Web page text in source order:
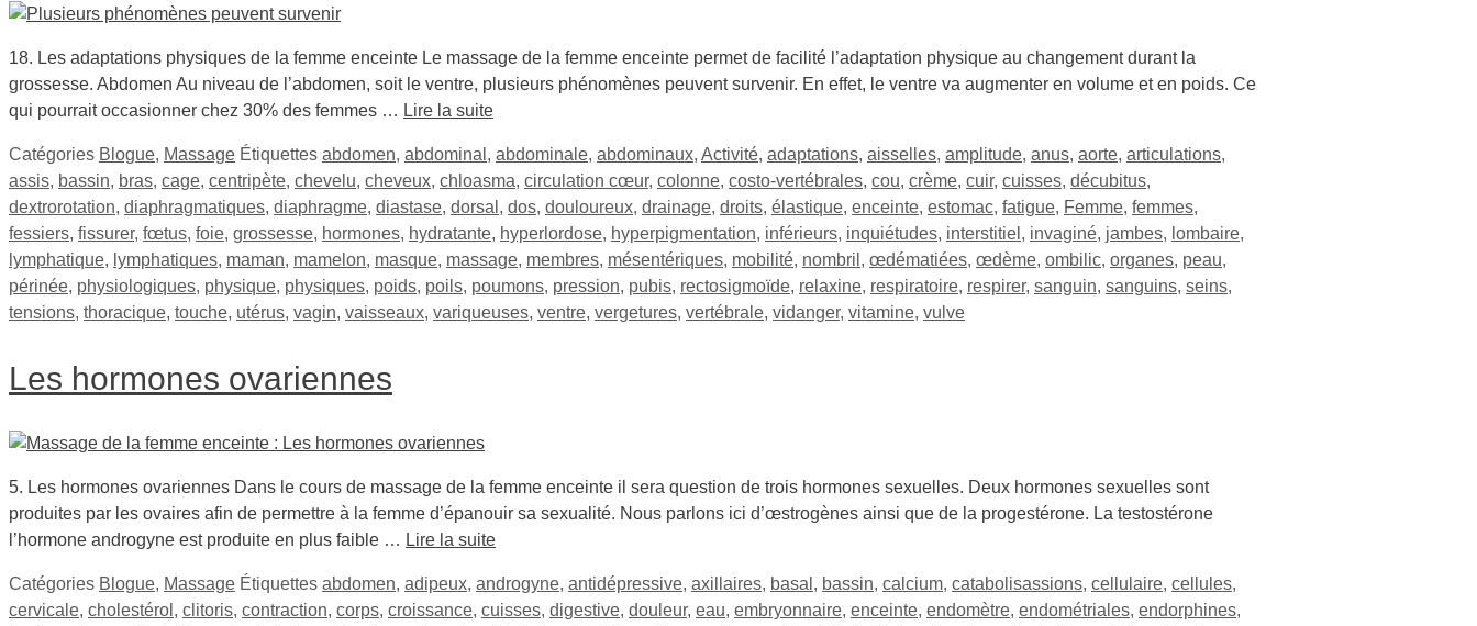
18. Les adaptations physiques de la femme enceinte Le massage de la femme enceinte permet de facilité l’adaptation physique au changement durant la
grossesse. Abdomen Au niveau de l’abdomen, soit le ventre, plusieurs phénomènes peuvent survenir. En effet, le ventre va augmenter en volume et en poids. Ce
qui pourrait occasionner chez 30% des femmes … Lire la suite
Catégories Blogue, Massage Étiquettes abdomen, abdominal , abdominale, abdominaux, Activité, adaptations, aisselles, amplitude, anus, aorte, articulations,
assis, bassin, bras, cage, centripète, chevelu, cheveux, chloasma, circulation cœur, colonne, costo-vertébrales, cou, crème, cuir, cuisses, décubitus,
dextrorotation, diaphragmatiques, diaphragme, diastase, dorsal , dos, douloureux, drainage, droits, élastique, enceinte, estomac, fatigue, Femme, femmes,
fessiers, fissurer, fœtus, foie, grossesse, hormones, hydratante, hyperlordose, hyperpigmentation, inférieurs, inquiétudes, interstitiel , invaginé, jambes, lombaire,
lymphatique, lymphatiques, maman, mamelon, masque, massage, membres, mésentériques, mobilité, nombril , œdématiées, œdème, ombilic, organes, peau,
périnée, physiologiques, physique, physiques, poids, poils, poumons, pression, pubis, rectosigmoïde, relaxine, respiratoire, respirer, sanguin, sanguins, seins,
tensions, thoracique, touche, utérus, vagin, vaisseaux, variqueuses, ventre, vergetures, vertébrale, vidanger, vitamine, vulve
Les hormones ovariennes
5. Les hormones ovariennes Dans le cours de massage de la femme enceinte il sera question de trois hormones sexuelles. Deux hormones sexuelles sont
produites par les ovaires afin de permettre à la femme d’épanouir sa sexualité. Nous parlons ici d’œstrogènes ainsi que de la progestérone. La testostérone
l’hormone androgyne est produite en plus faible … Lire la suite
Catégories Blogue, Massage Étiquettes abdomen, adipeux, androgyne, antidépressive, axillaires, basal , bassin, calcium, catabolisassions, cellulaire, cellules,
cervicale, cholestérol , clitoris, contraction, corps, croissance, cuisses, digestive, douleur, eau, embryonnaire, enceinte, endomètre, endométriales, endorphines,